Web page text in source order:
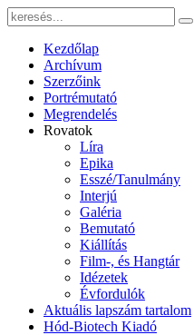
Kezdőlap
Archívum
Szerzőink
Portrémutató
Megrendelés
Rovatok
Líra
Epika
Esszé/Tanulmány
Interjú
Galéria
Bemutató
Kiállítás
Film-, és Hangtár
Idézetek
Évfordulók
Aktuális lapszám tartalom
Hód-Biotech Kiadó